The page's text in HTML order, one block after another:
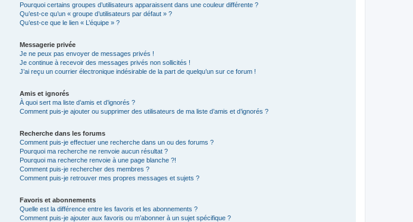
Pourquoi certains groupes d’utilisateurs apparaissent dans une couleur différente ?
Qu’est-ce qu’un « groupe d’utilisateurs par défaut » ?
Qu’est-ce que le lien « L’équipe » ?
Messagerie privée
Je ne peux pas envoyer de messages privés !
Je continue à recevoir des messages privés non sollicités !
J’ai reçu un courrier électronique indésirable de la part de quelqu’un sur ce forum !
Amis et ignorés
À quoi sert ma liste d’amis et d’ignorés ?
Comment puis-je ajouter ou supprimer des utilisateurs de ma liste d’amis et d’ignorés ?
Recherche dans les forums
Comment puis-je effectuer une recherche dans un ou des forums ?
Pourquoi ma recherche ne renvoie aucun résultat ?
Pourquoi ma recherche renvoie à une page blanche ?!
Comment puis-je rechercher des membres ?
Comment puis-je retrouver mes propres messages et sujets ?
Favoris et abonnements
Quelle est la différence entre les favoris et les abonnements ?
Comment puis-je ajouter aux favoris ou m’abonner à un sujet spécifique ?